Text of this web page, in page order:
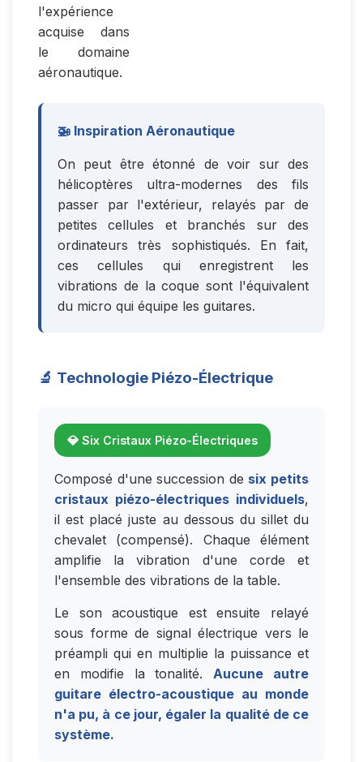
l'expérience
acquise dans
le domaine
aéronautique.
🚁 Inspiration Aéronautique
On peut être étonné de voir sur des
hélicoptères ultra-modernes des fils
passer par l'extérieur, relayés par de
petites cellules et branchés sur des
ordinateurs très sophistiqués. En fait,
ces cellules qui enregistrent les
vibrations de la coque sont l'équivalent
du micro qui équipe les guitares.
🔬 Technologie Piézo-Électrique
💎 Six Cristaux Piézo-Électriques
Composé d'une succession de six petits
cristaux piézo-électriques individuels,
il est placé juste au dessous du sillet du
chevalet (compensé). Chaque élément
amplifie la vibration d'une corde et
l'ensemble des vibrations de la table.
Le son acoustique est ensuite relayé
sous forme de signal électrique vers le
préampli qui en multiplie la puissance et
en modifie la tonalité.Aucune autre
guitare électro-acoustique au monde
n'a pu, à ce jour, égaler la qualité de ce
système.